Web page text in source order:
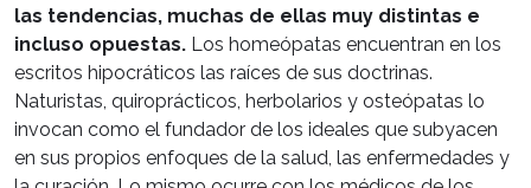
las tendencias, muchas de ellas muy distintas e
incluso opuestas. Los homeópatas encuentran en los
escritos hipocráticos las raíces de sus doctrinas.
Naturistas, quiroprácticos, herbolarios y osteópatas lo
invocan como el fundador de los ideales que subyacen
en sus propios enfoques de la salud, las enfermedades y